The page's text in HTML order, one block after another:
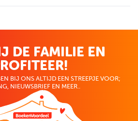
DE FAMILIE EN
BIJ ONS ALTIJD EEN STREEPJE VOOR;
NIEUWSBRIEF EN MEER..